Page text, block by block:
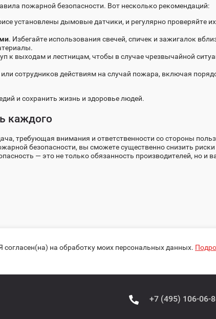
пожарной безопасности. Вот несколько рекомендаций:
установлены дымовые датчики, и регулярно проверяйте
. Избегайте использования свечей, спичек и зажигалок
к выходам и лестницам, чтобы в случае чрезвычайной
сотрудников действиям на случай пожара, включая
и сохранить жизнь и здоровье людей.
каждого
требующая внимания и ответственности со стороны
безопасности, вы сможете существенно снизить риски
— это не только обязанность производителей, но и
согласен(на) на обработку моих персональных данных.
+7 (495) 106-06-